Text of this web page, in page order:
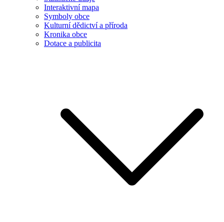
Interaktivní mapa
Symboly obce
Kulturní dědictví a příroda
Kronika obce
Dotace a publicita